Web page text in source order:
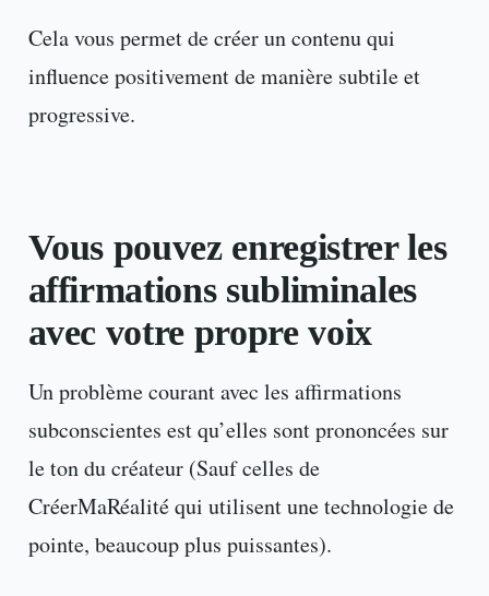
Cela vous permet de créer un contenu qui
influence positivement de manière subtile et
progressive.
Vous pouvez enregistrer les
affirmations subliminales
avec votre propre voix
Un problème courant avec les affirmations
subconscientes est qu’elles sont prononcées sur
le ton du créateur (Sauf celles de
CréerMaRéalité qui utilisent une technologie de
pointe, beaucoup plus puissantes).